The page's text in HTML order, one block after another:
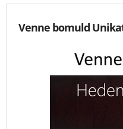
Venne bomuld